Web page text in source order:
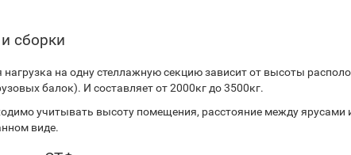
сборки
на одну стеллажную секцию зависит от высоты
балок). И составляет от 2000кг до 3500кг.
учитывать высоту помещения, расстояние между ярусами
виде.